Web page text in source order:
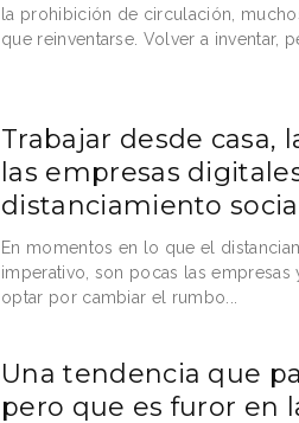
la prohibición de circulación,
que reinventarse. Volver a inventar,
Trabajar desde casa,
las empresas
distanciamiento
En momentos en lo que el
imperativo, son pocas las
optar por cambiar el rumbo...
Una tendencia que
pero que es furor en